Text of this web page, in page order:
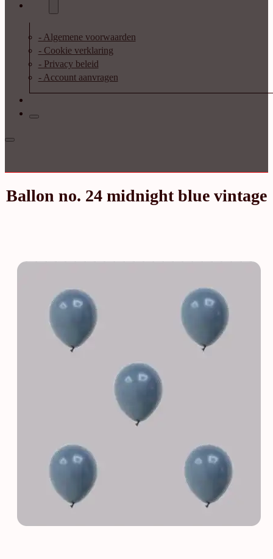
- Algemene voorwaarden
- Cookie verklaring
- Privacy beleid
- Account aanvragen
Ballon no. 24 midnight blue vintage